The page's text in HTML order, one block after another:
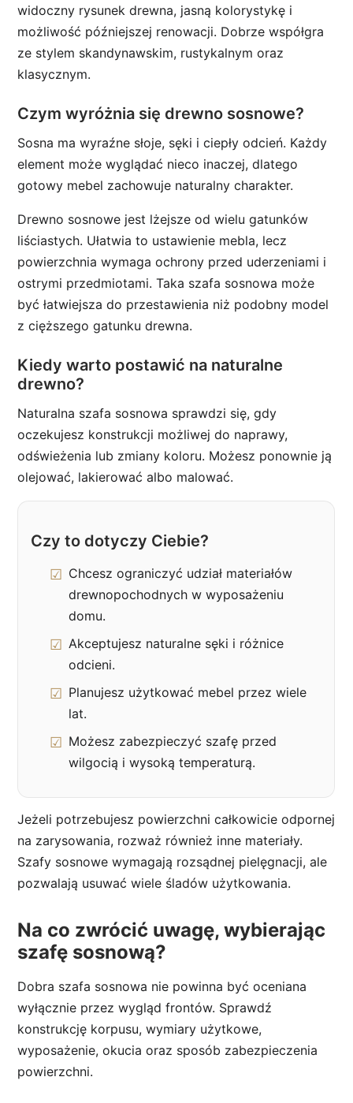
widoczny rysunek drewna, jasną kolorystykę i
możliwość późniejszej renowacji. Dobrze współgra
ze stylem skandynawskim, rustykalnym oraz
klasycznym.
Czym wyróżnia się drewno sosnowe?
Sosna ma wyraźne słoje, sęki i ciepły odcień. Każdy
element może wyglądać nieco inaczej, dlatego
gotowy mebel zachowuje naturalny charakter.
Drewno sosnowe jest lżejsze od wielu gatunków
liściastych. Ułatwia to ustawienie mebla, lecz
powierzchnia wymaga ochrony przed uderzeniami i
ostrymi przedmiotami. Taka szafa sosnowa może
być łatwiejsza do przestawienia niż podobny model
z cięższego gatunku drewna.
Kiedy warto postawić na naturalne
drewno?
Naturalna szafa sosnowa sprawdzi się, gdy
oczekujesz konstrukcji możliwej do naprawy,
odświeżenia lub zmiany koloru. Możesz ponownie ją
olejować, lakierować albo malować.
Czy to dotyczy Ciebie?
Chcesz ograniczyć udział materiałów
drewnopochodnych w wyposażeniu
domu.
Akceptujesz naturalne sęki i różnice
odcieni.
Planujesz użytkować mebel przez wiele
lat.
Możesz zabezpieczyć szafę przed
wilgocią i wysoką temperaturą.
Jeżeli potrzebujesz powierzchni całkowicie odpornej
na zarysowania, rozważ również inne materiały.
Szafy sosnowe wymagają rozsądnej pielęgnacji, ale
pozwalają usuwać wiele śladów użytkowania.
Na co zwrócić uwagę, wybierając
szafę sosnową?
Dobra szafa sosnowa nie powinna być oceniana
wyłącznie przez wygląd frontów. Sprawdź
konstrukcję korpusu, wymiary użytkowe,
wyposażenie, okucia oraz sposób zabezpieczenia
powierzchni.